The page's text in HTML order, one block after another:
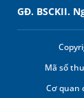
GĐ. BSCKII.
Mã số
Cơ quan